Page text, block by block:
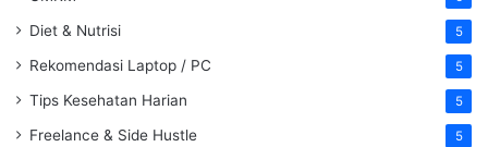
Diet & Nutrisi 5
Rekomendasi Laptop / PC 5
Tips Kesehatan Harian 5
Freelance & Side Hustle 5